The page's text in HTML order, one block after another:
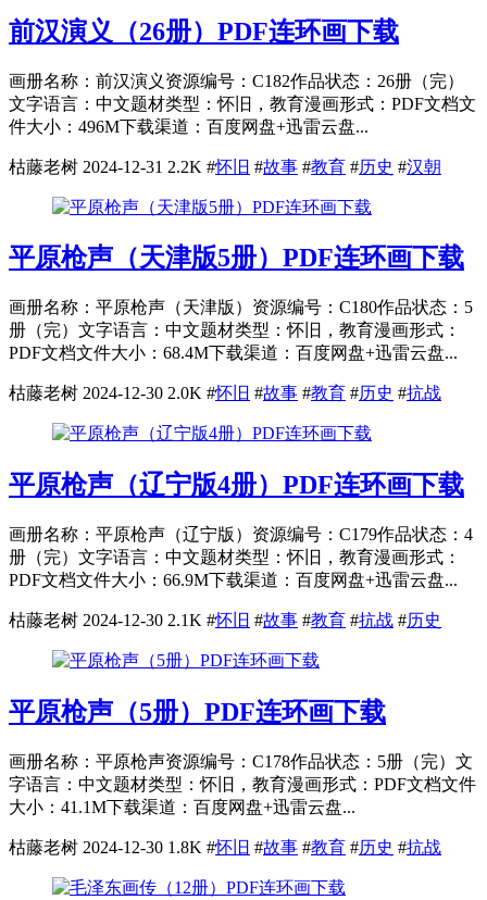
前汉演义（26册）PDF连环画下载
画册名称：前汉演义资源编号：C182作品状态：26册（完）
文字语言：中文题材类型：怀旧，教育漫画形式：PDF文档文
件大小：496M下载渠道：百度网盘+迅雷云盘...
枯藤老树 2024-12-31 2.2K #怀旧 #故事 #教育 #历史 #汉朝
平原枪声（天津版5册）PDF连环画下载
画册名称：平原枪声（天津版）资源编号：C180作品状态：5
册（完）文字语言：中文题材类型：怀旧，教育漫画形式：
PDF文档文件大小：68.4M下载渠道：百度网盘+迅雷云盘...
枯藤老树 2024-12-30 2.0K #怀旧 #故事 #教育 #历史 #抗战
平原枪声（辽宁版4册）PDF连环画下载
画册名称：平原枪声（辽宁版）资源编号：C179作品状态：4
册（完）文字语言：中文题材类型：怀旧，教育漫画形式：
PDF文档文件大小：66.9M下载渠道：百度网盘+迅雷云盘...
枯藤老树 2024-12-30 2.1K #怀旧 #故事 #教育 #抗战 #历史
平原枪声（5册）PDF连环画下载
画册名称：平原枪声资源编号：C178作品状态：5册（完）文
字语言：中文题材类型：怀旧，教育漫画形式：PDF文档文件
大小：41.1M下载渠道：百度网盘+迅雷云盘...
枯藤老树 2024-12-30 1.8K #怀旧 #故事 #教育 #历史 #抗战